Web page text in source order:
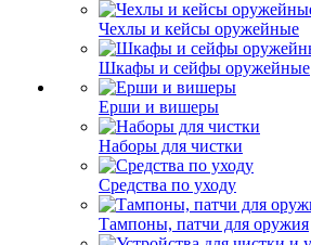
Чехлы и кейсы оружейные
Шкафы и сейфы оружейные
Ерши и вишеры
Наборы для чистки
Средства по уходу
Тампоны, патчи для оружия